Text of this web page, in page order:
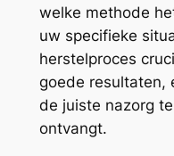
welke methode
uw specifieke
herstelproces
goede resultaten,
de juiste nazorg
ontvangt.